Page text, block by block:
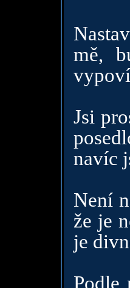
mě,
Jsi
navíc
Není
že je
je
Podle